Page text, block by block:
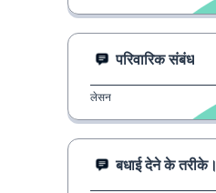
परिवारिक संबंध
लेसन
बधाई देने के तरीके।